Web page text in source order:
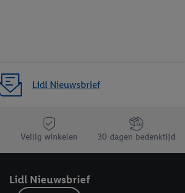
Lidl Nieuwsbrief
als Lidl webshop klant
Veilig winkelen 30 dagen bedenktijd
Lidl Nieuwsbrief